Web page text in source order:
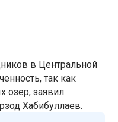
в Центральной
так как
озер, заявил
Хабибуллаев.